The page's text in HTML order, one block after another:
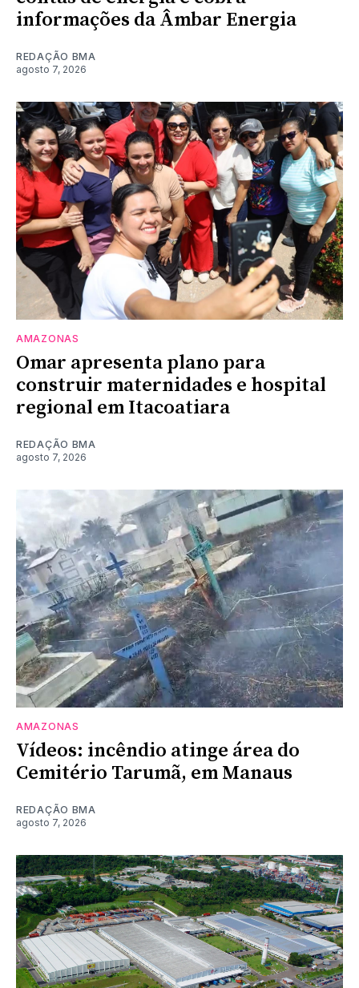
informações da Âmbar Energia
REDAÇÃO BMA
agosto 7, 2026
AMAZONAS
Omar apresenta plano para
construir maternidades e hospital
regional em Itacoatiara
REDAÇÃO BMA
agosto 7, 2026
AMAZONAS
Vídeos: incêndio atinge área do
Cemitério Tarumã, em Manaus
REDAÇÃO BMA
agosto 7, 2026